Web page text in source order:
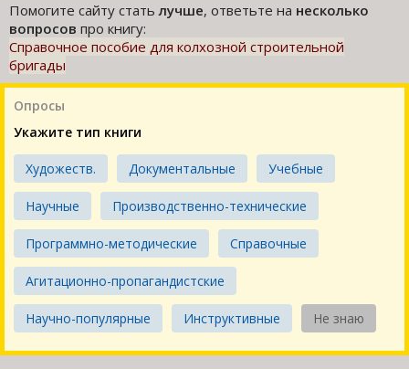
Помогите сайту статьлучше, ответьте на несколько
вопросов про книгу:
Справочное пособие для колхозной строительной
бригады
Опросы
Укажите тип книги
Художеств. Документальные Учебные
Научные Производственно-технические
Программно-методические Справочные
Агитационно-пропагандистские
Научно-популярные Инструктивные Не знаю